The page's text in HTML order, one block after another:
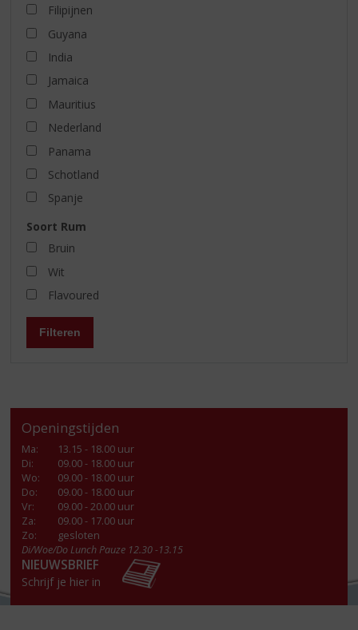
Filipijnen
Guyana
India
Jamaica
Mauritius
Nederland
Panama
Schotland
Spanje
Soort Rum
Bruin
Wit
Flavoured
Filteren
Openingstijden
Ma:
13.15 - 18.00 uur
Di:
09.00 - 18.00 uur
Wo:
09.00 - 18.00 uur
Do:
09.00 - 18.00 uur
Vr:
09.00 - 20.00 uur
Za:
09.00 - 17.00 uur
Zo:
gesloten
Di/Woe/Do Lunch Pauze 12.30 -13.15
NIEUWSBRIEF
Schrijf je hier in